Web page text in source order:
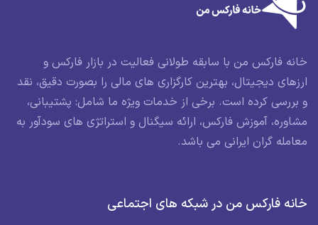
خانه فارکس من با سابقه طولانی فعالیت در بازار فارکس و
ارزهای دیجیتال، بهترین کارگزاری های مالی را بصورت دقیق، نقد
و بررسی کرده است. برخی از خدمات ویژه ما شامل: پشتیبانی،
مشاوره، آموزش فارکس، ارائه سیگنال و استراتژی های سودآور به
معامله گران ایرانی می باشد.
خانه فارکس من در شبکه های اجتماعی